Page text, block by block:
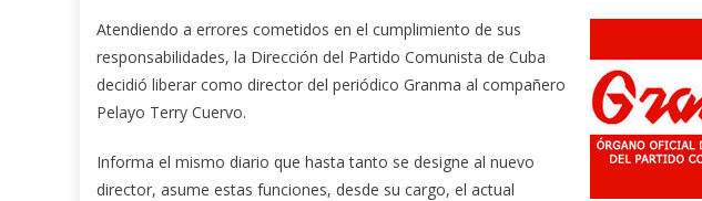
Atendiendo a errores cometidos en el cumplimiento de sus
responsabilidades, la Dirección del Partido Comunista de Cuba
decidió liberar como director del periódico Granma al compañero
Pelayo Terry Cuervo.
Informa el mismo diario que hasta tanto se designe al nuevo
director, asume estas funciones, desde su cargo, el actual